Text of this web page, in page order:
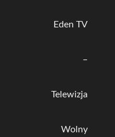
Eden TV
–
Telewizja
Wolny